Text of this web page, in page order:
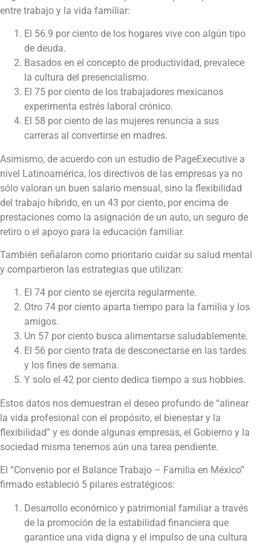
entre trabajo y la vida familiar:
El 56.9 por ciento de los hogares vive con algún tipo
de deuda.
Basados en el concepto de productividad, prevalece
la cultura del presencialismo.
El 75 por ciento de los trabajadores mexicanos
experimenta estrés laboral crónico.
El 58 por ciento de las mujeres renuncia a sus
carreras al convertirse en madres.
Asimismo, de acuerdo con un estudio de PageExecutive a
nivel Latinoamérica, los directivos de las empresas ya no
sólo valoran un buen salario mensual, sino la flexibilidad
del trabajo híbrido, en un 43 por ciento, por encima de
prestaciones como la asignación de un auto, un seguro de
retiro o el apoyo para la educación familiar.
También señalaron como prioritario cuidar su salud mental
y compartieron las estrategias que utilizan:
El 74 por ciento se ejercita regularmente.
Otro 74 por ciento aparta tiempo para la familia y los
amigos.
Un 57 por ciento busca alimentarse saludablemente.
El 56 por ciento trata de desconectarse en las tardes
y los fines de semana.
Y solo el 42 por ciento dedica tiempo a sus hobbies.
Estos datos nos demuestran el deseo profundo de “alinear
la vida profesional con el propósito, el bienestar y la
flexibilidad” y es donde algunas empresas, el Gobierno y la
sociedad misma tenemos aún una tarea pendiente.
El “Convenio por el Balance Trabajo – Familia en México”
firmado estableció 5 pilares estratégicos:
Desarrollo económico y patrimonial familiar a través
de la promoción de la estabilidad financiera que
garantice una vida digna y el impulso de una cultura